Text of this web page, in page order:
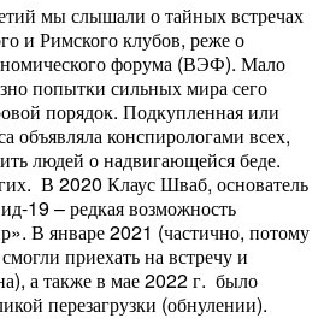
мы слышали о тайных встречах
и Римского клубов, реже о
форума (ВЭФ). Мало
попытки сильных мира сего
порядок. Подкупленная или
объявляла конспирологами всех,
людей о надвигающейся беде.
В 2020 Клаус Шваб, основатель
19 – редкая возможность
В январе 2021 (частично, потому
приехать на встречу и
а также в мае 2022 г. было
перезагрузки (обнулении).